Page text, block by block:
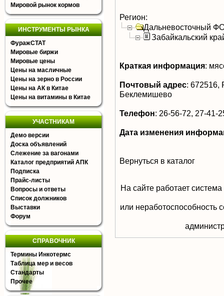
Мировой рынок кормов
ИНСТРУМЕНТЫ РЫНКА
ФуражСТАТ
Мировые биржи
Мировые цены
Цены на масличные
Цены на зерно в России
Цены на АК в Китае
Цены на витамины в Китае
УЧАСТНИКАМ
Демо версии
Доска объявлений
Слежение за вагонами
Каталог предприятий АПК
Подписка
Прайс-листы
Вопросы и ответы
Список должников
Выставки
Форум
СПРАВОЧНИК
Термины Инкотермс
Таблица мер и весов
Стандарты
Прочее
Регион:
Дальневосточный
Забайкальский
Краткая информация:
Почтовый адрес: 672516,
Беклемишево
Телефон: 26-56-72, 27-41-
Дата изменения
Вернуться в каталог
На сайте работает
или неработоспособность